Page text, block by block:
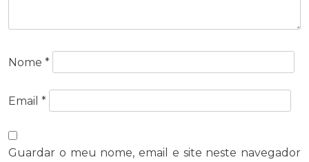
Nome *
Email *
Guardar o meu nome, email e site neste navegador